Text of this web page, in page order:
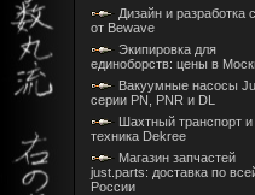
Дизайн и разработка
от Bewave
Экипировка для
единоборств: цены в
Вакуумные насосы
серии PN, PNR и DL
Шахтный транспорт и
техника Dekree
Магазин запчастей
just.parts: доставка по
России